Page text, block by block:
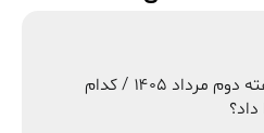
بازدهی بازارها در هفته دوم مرداد ۱۴۰۵ / کدام